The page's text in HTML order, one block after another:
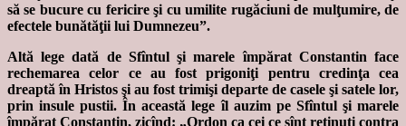
să se bucure cu fericire şi cu umilite rugăciuni de mulţumire, de
efectele bunătăţii lui Dumnezeu”.
Altă lege dată de Sfîntul şi marele împărat Constantin face
rechemarea celor ce au fost prigoniţi pentru credinţa cea
dreaptă în Hristos şi au fost trimişi departe de casele şi satele lor,
prin insule pustii. În această lege îl auzim pe Sfîntul şi marele
împărat Constantin, zicînd: „Ordon ca cei ce sînt reţinuţi contra